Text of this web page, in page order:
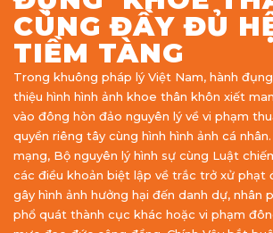
CÙNG ĐẦY ĐỦ
TIỀM TÀNG
Trong khuông pháp lý Việt Nam, hành
thiệu hình hình ảnh khoe thân khôn xiết
vào đông hòn đảo nguyên lý về vi phạm
quyền riêng tây cùng hình hình ảnh cá
mạng, Bộ nguyên lý hình sự cùng Luật
các điều khoản biệt lập về trắc trở xử phạt
gây hình ảnh hưởng hại đến danh dự, nhân
phổ quát thành cục khác hoặc vi phạm